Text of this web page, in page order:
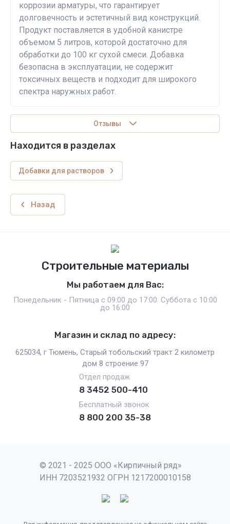
коррозии арматуры, что гарантирует
долговечность и эстетичный вид конструкций.
Продукт поставляется в удобной канистре
объемом 5 литров, которой достаточно для
обработки до 100 кг сухой смеси. Добавка
безопасна в эксплуатации, не содержит
токсичных веществ и подходит для широкого
спектра наружных работ.
Отзывы
Находится в разделах
Добавки для растворов
Назад
Строительные материалы
Мы работаем для Вас:
Понедельник - Пятница с 09:00 до 17:00. Суббота с 10:00
до 16:00
Магазин и склад по адресу:
625034, г Тюмень, Старый тобольский тракт 2 километр
дом 8 строение 97
Отдел продаж
8 3452 500-410
Бесплатный звонок
8 800 200 35-38
© 2021 - 2025 ООО «Кирпичный ряд»
ИНН 7203521932 ОГРН 1217200010158